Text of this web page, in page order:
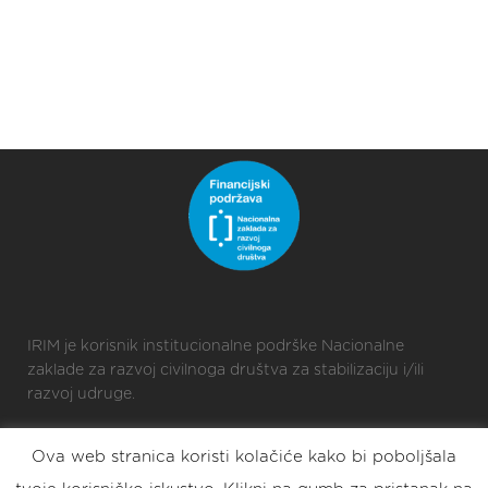
IRIM je korisnik institucionalne podrške Nacionalne
zaklade za razvoj civilnoga društva za stabilizaciju i/ili
razvoj udruge.
Ova web stranica koristi kolačiće kako bi poboljšala